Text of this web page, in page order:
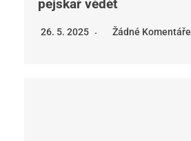
pejskař vědět
26. 5. 2025 Žádné Komentáře